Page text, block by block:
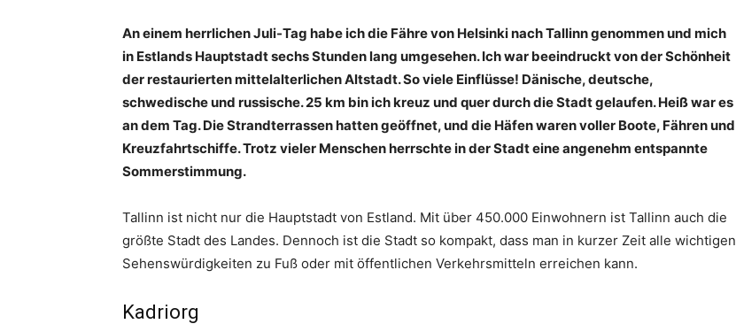
An einem herrlichen Juli-Tag habe ich die Fähre von Helsinki nach Tallinn genommen und mich
in Estlands Hauptstadt sechs Stunden lang umgesehen. Ich war beeindruckt von der Schönheit
der restaurierten mittelalterlichen Altstadt. So viele Einflüsse! Dänische, deutsche,
schwedische und russische. 25 km bin ich kreuz und quer durch die Stadt gelaufen. Heiß war es
an dem Tag. Die Strandterrassen hatten geöffnet, und die Häfen waren voller Boote, Fähren und
Kreuzfahrtschiffe. Trotz vieler Menschen herrschte in der Stadt eine angenehm entspannte
Sommerstimmung.
Tallinn ist nicht nur die Hauptstadt von Estland. Mit über 450.000 Einwohnern ist Tallinn auch die
größte Stadt des Landes. Dennoch ist die Stadt so kompakt, dass man in kurzer Zeit alle wichtigen
Sehenswürdigkeiten zu Fuß oder mit öffentlichen Verkehrsmitteln erreichen kann.
Kadriorg